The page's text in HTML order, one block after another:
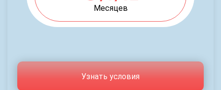
Месяцев
Узнать условия